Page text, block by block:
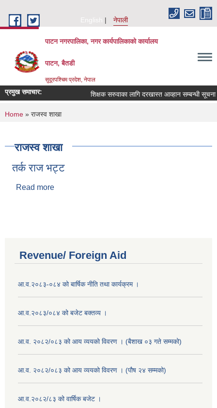
English
नेपाली
पाटन नगरपालिका, नगर कार्यपालिकाको कार्यालय
पाटन, बैतडी
सुदूरपश्चिम प्रदेश, नेपाल
प्रमुख समाचार: शिक्षक सरुवाका लागि दरखास्त आव्हान सम्बन्धी सूचना ।
You are here
Home » राजस्व शाखा
राजस्व शाखा
तर्क राज भट्ट
Read more
Revenue/ Foreign Aid
आ.व.२०८३-०८४ को बार्षिक नीति तथा कार्यक्रम ।
आ.व.२०८३/०८४ को बजेट बक्तव्य ।
आ.व. २०८२/०८३ को आय व्ययको विवरण । (बैशाख ०३ गते सम्मको)
आ.व. २०८२/०८३ को आय व्ययको विवरण । (पौष २४ सम्मको)
आ.व.२०८२/८३ को वार्षिक बजेट ।